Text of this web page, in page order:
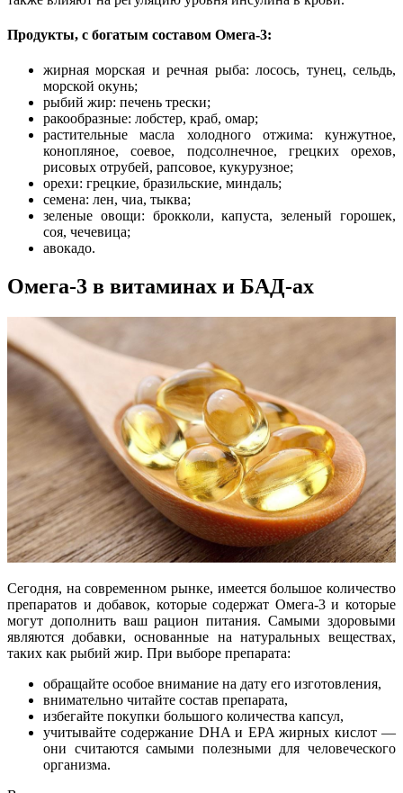
Продукты, с богатым составом Омега-3:
жирная морская и речная рыба: лосось, тунец, сельдь,
морской окунь;
рыбий жир: печень трески;
ракообразные: лобстер, краб, омар;
растительные масла холодного отжима: кунжутное,
конопляное, соевое, подсолнечное, грецких орехов,
рисовых отрубей, рапсовое, кукурузное;
орехи: грецкие, бразильские, миндаль;
семена: лен, чиа, тыква;
зеленые овощи: брокколи, капуста, зеленый горошек,
соя, чечевица;
авокадо.
Омега-3 в витаминах и БАД-ах
Сегодня, на современном рынке, имеется большое количество
препаратов и добавок, которые содержат Омега-3 и которые
могут дополнить ваш рацион питания. Самыми здоровыми
являются добавки, основанные на натуральных веществах,
таких как рыбий жир. При выборе препарата:
обращайте особое внимание на дату его изготовления,
внимательно читайте состав препарата,
избегайте покупки большого количества капсул,
учитывайте содержание DHA и EPA жирных кислот —
они считаются самыми полезными для человеческого
организма.